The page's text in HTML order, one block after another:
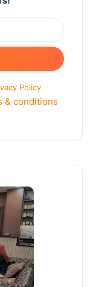
Policy
& conditions